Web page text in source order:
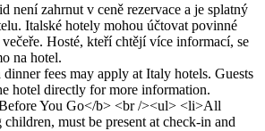
není zahrnut v ceně rezervace a je splatný
Italské hotely mohou účtovat povinné
Hosté, kteří chtějí více informací, se
na hotel.
fees may apply at Italy hotels. Guests
hotel directly for more information.
You Go</b> <br /><ul> <li>All
children, must be present at check-in and